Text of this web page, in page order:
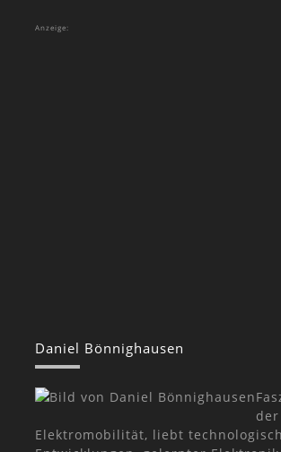
Anzeige:
Daniel Bönnighausen
der
Elektromobilität, liebt